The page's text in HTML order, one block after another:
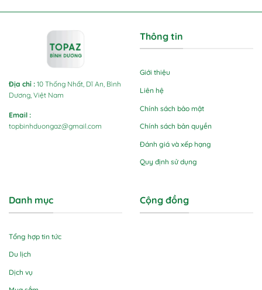
Địa chỉ : 10 Thống Nhất, Dĩ An, Bình
Dương, Việt Nam
Email :
topbinhduongaz@gmail.com
Thông tin
Giới thiệu
Liên hệ
Chính sách bảo mật
Chính sách bản quyền
Đánh giá và xếp hạng
Quy định sử dụng
Danh mục
Tổng hợp tin tức
Du lịch
Dịch vụ
Cộng đồng